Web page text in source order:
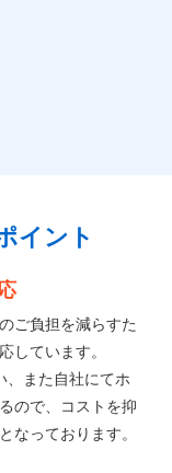
イント
ご負担を減らすた
しています。
、また自社にてホ
ので、コストを抑
なっております。